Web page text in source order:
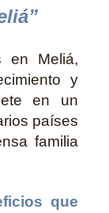
en Meliá,
y
en un
países
familia
que